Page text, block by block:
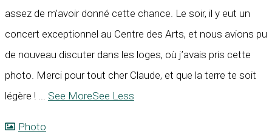
assez de m’avoir donné cette chance. Le soir, il y eut un
concert exceptionnel au Centre des Arts, et nous avions pu
de nouveau discuter dans les loges, où j’avais pris cette
photo. Merci pour tout cher Claude, et que la terre te soit
légère ! ... See MoreSee Less
Photo